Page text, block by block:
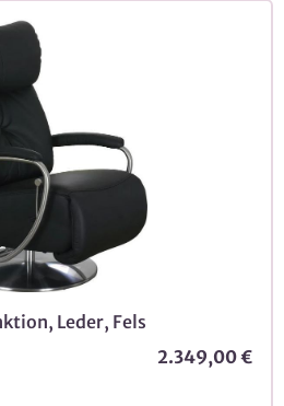
Leder, Fels
2.349,00 €